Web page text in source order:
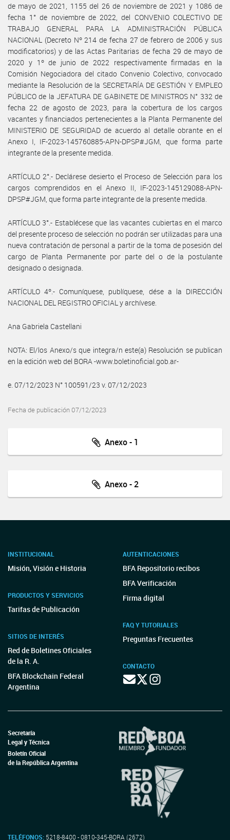
de mayo de 2021, 1155 del 26 de noviembre de 2021 y 1086 de
fecha 1° de noviembre de 2022, del CONVENIO COLECTIVO DE
TRABAJO GENERAL PARA LA ADMINISTRACIÓN PÚBLICA
NACIONAL (Decreto Nº 214 de fecha 27 de febrero de 2006 y sus
modificatorios) y de las Actas Paritarias de fecha 29 de mayo de
2020 y 1º de junio de 2022 respectivamente firmadas en la
Comisión Negociadora del citado Convenio Colectivo, convocado
mediante la Resolución de la SECRETARÍA DE GESTIÓN Y EMPLEO
PÚBLICO de la JEFATURA DE GABINETE DE MINISTROS N° 332 de
fecha 22 de agosto de 2023, para la cobertura de los cargos
vacantes y financiados pertenecientes a la Planta Permanente del
MINISTERIO DE SEGURIDAD de acuerdo al detalle obrante en el
Anexo I, IF-2023-145760885-APN-DPSP#JGM, que forma parte
integrante de la presente medida.
ARTÍCULO 2°.- Declárese desierto el Proceso de Selección para los
cargos comprendidos en el Anexo II, IF-2023-145129088-APN-
DPSP#JGM, que forma parte integrante de la presente medida.
ARTÍCULO 3°.- Establécese que las vacantes cubiertas en el marco
del presente proceso de selección no podrán ser utilizadas para una
nueva contratación de personal a partir de la toma de posesión del
cargo de Planta Permanente por parte del o de la postulante
designado o designada.
ARTÍCULO 4º.- Comuníquese, publíquese, dése a la DIRECCIÓN
NACIONAL DEL REGISTRO OFICIAL y archívese.
Ana Gabriela Castellani
NOTA: El/los Anexo/s que integra/n este(a) Resolución se publican
en la edición web del BORA -www.boletinoficial.gob.ar-
e. 07/12/2023 N° 100591/23 v. 07/12/2023
Fecha de publicación 07/12/2023
Anexo - 1
Anexo - 2
INSTITUCIONAL
Misión, Visión e Historia
PRODUCTOS Y SERVICIOS
Tarifas de Publicación
SITIOS DE INTERÉS
Red de Boletines Oficiales
de la R. A.
BFA Blockchain Federal
Argentina
AUTENTICACIONES
BFA Repositorio recibos
BFA Verificación
Firma digital
FAQ Y TUTORIALES
Preguntas Frecuentes
CONTACTO
Secretaría
Legal y Técnica
Boletín Oficial
de la República Argentina
TELÉFONOS: 5218-8400 - 0810-345-BORA (2672)